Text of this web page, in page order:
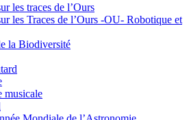
les traces de l’Ours
les Traces de l’Ours -OU- Robotique et
la Biodiversité
musicale